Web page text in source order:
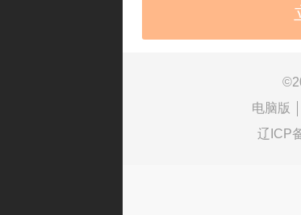
©
电脑版
辽ICP